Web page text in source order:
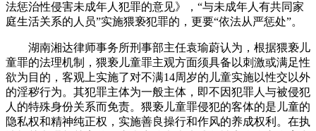
法惩治性侵害未成年人犯罪的意见》，“与未成年人有共同家
庭生活关系的人员”实施猥亵犯罪的，更要“依法从严惩处”。
湖南湘达律师事务所刑事部主任袁瑜蔚认为，根据猥亵儿
童罪的法理机制，猥亵儿童罪主观方面须具备以刺激或满足性
欲为目的，客观上实施了对不满14周岁的儿童实施以性交以外
的淫秽行为。其犯罪主体为一般主体，即不因犯罪人与被侵犯
人的特殊身份关系而免责。猥亵儿童罪侵犯的客体的是儿童的
隐私权和精神纯正权，实施善良操行和作风的养成权利。在执